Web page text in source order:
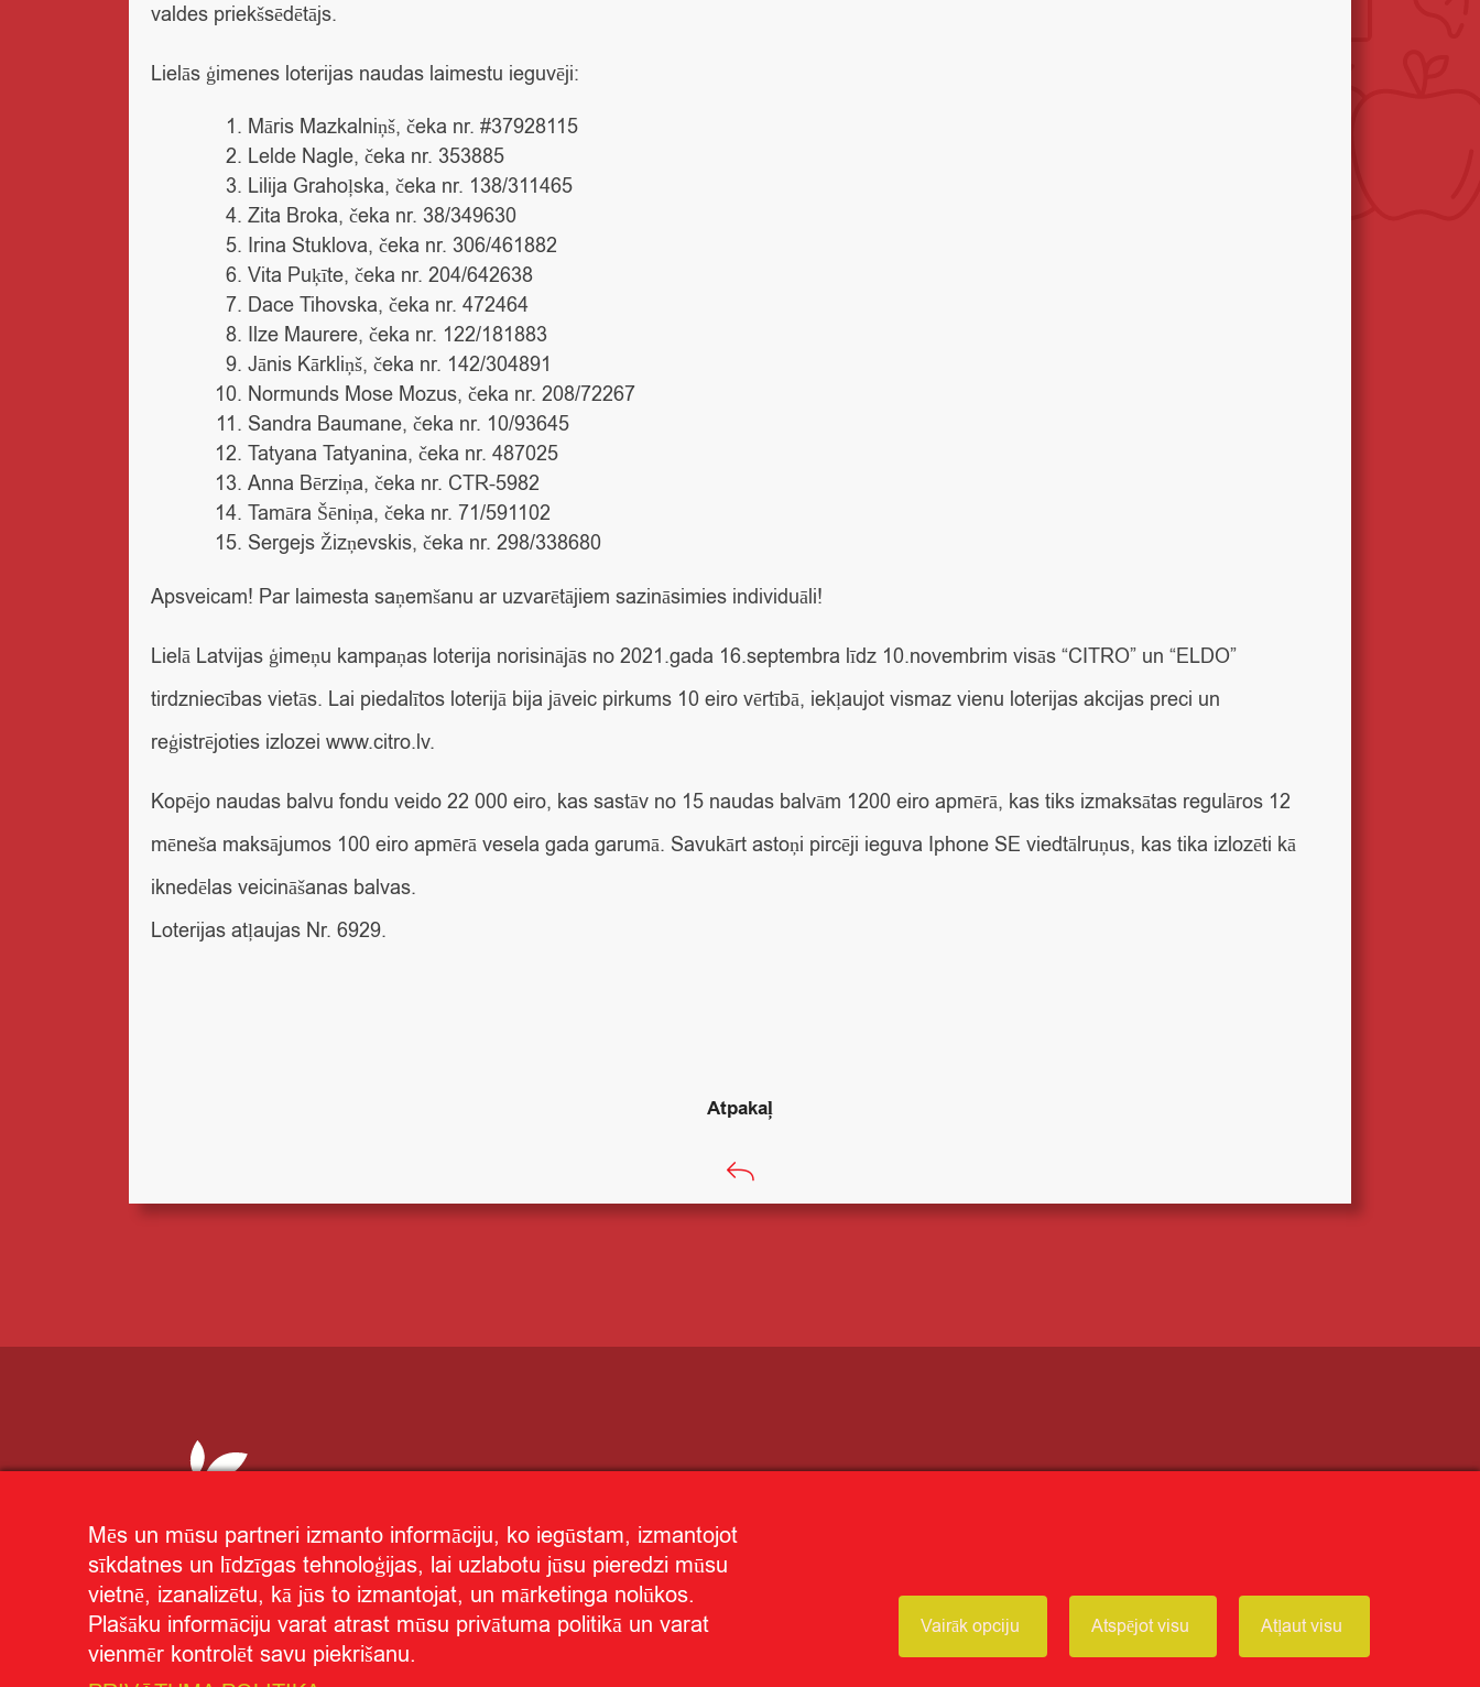
valdes priekšsēdētājs.
Lielās ģimenes loterijas naudas laimestu ieguvēji:
Māris Mazkalniņš, čeka nr. #37928115
Lelde Nagle, čeka nr. 353885
Lilija Grahoļska, čeka nr. 138/311465
Zita Broka, čeka nr. 38/349630
Irina Stuklova, čeka nr. 306/461882
Vita Puķīte, čeka nr. 204/642638
Dace Tihovska, čeka nr. 472464
Ilze Maurere, čeka nr. 122/181883
Jānis Kārkliņš, čeka nr. 142/304891
Normunds Mose Mozus, čeka nr. 208/72267
Sandra Baumane, čeka nr. 10/93645
Tatyana Tatyanina, čeka nr. 487025
Anna Bērziņa, čeka nr. CTR-5982
Tamāra Šēniņa, čeka nr. 71/591102
Sergejs Žizņevskis, čeka nr. 298/338680
Apsveicam! Par laimesta saņemšanu ar uzvarētājiem sazināsimies individuāli!
Lielā Latvijas ģimeņu kampaņas loterija norisinājās no 2021.gada 16.septembra līdz 10.novembrim visās “CITRO” un “ELDO”
tirdzniecības vietās. Lai piedalītos loterijā bija jāveic pirkums 10 eiro vērtībā, iekļaujot vismaz vienu loterijas akcijas preci un
reģistrējoties izlozei www.citro.lv.
Kopējo naudas balvu fondu veido 22 000 eiro, kas sastāv no 15 naudas balvām 1200 eiro apmērā, kas tiks izmaksātas regulāros 12
mēneša maksājumos 100 eiro apmērā vesela gada garumā. Savukārt astoņi pircēji ieguva Iphone SE viedtālruņus, kas tika izlozēti kā
iknedēlas veicināšanas balvas.
Loterijas atļaujas Nr. 6929.
Atpakaļ
Seko mums
Mēs un mūsu partneri izmanto informāciju, ko iegūstam, izmantojot
sīkdatnes un līdzīgas tehnoloģijas, lai uzlabotu jūsu pieredzi mūsu
vietnē, izanalizētu, kā jūs to izmantojat, un mārketinga nolūkos.
Plašāku informāciju varat atrast mūsu privātuma politikā un varat
vienmēr kontrolēt savu piekrišanu.
Vairāk opciju Atspējot visu Atļaut visu